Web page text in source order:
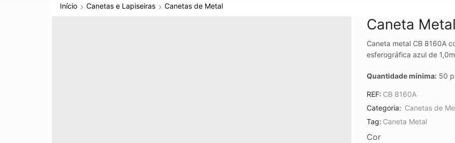
Início Canetas e Lapiseiras Canetas de Metal
Caneta
Caneta metal CB 8160A
esferográfica azul de
Quantidade mínima: 50
REF: CB 8160A
Categoria: Canetas de
Tag: Caneta Metal
Cor